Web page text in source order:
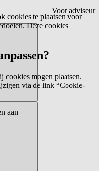
Voor adviseur
cookies te plaatsen voor
Deze cookies
cookies mogen plaatsen.
via de link “Cookie-
aan